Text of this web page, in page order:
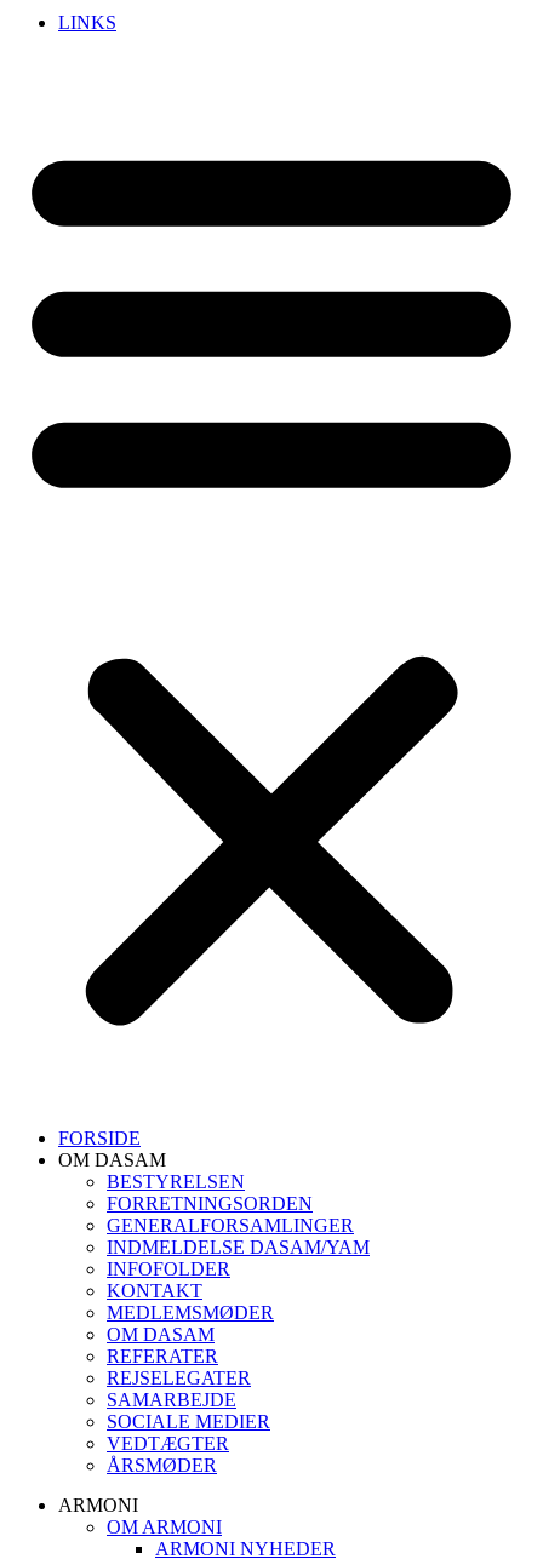
LINKS
FORSIDE
OM DASAM
BESTYRELSEN
FORRETNINGSORDEN
GENERALFORSAMLINGER
INDMELDELSE DASAM/YAM
INFOFOLDER
KONTAKT
MEDLEMSMØDER
OM DASAM
REFERATER
REJSELEGATER
SAMARBEJDE
SOCIALE MEDIER
VEDTÆGTER
ÅRSMØDER
ARMONI
OM ARMONI
ARMONI NYHEDER